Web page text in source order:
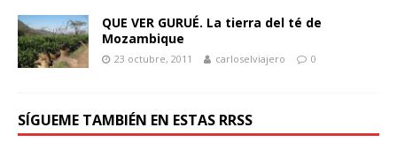
QUE VER GURUÉ. La tierra del té de
Mozambique
23 octubre, 2011 carloselviajero 0
SÍGUEME TAMBIÉN EN ESTAS RRSS